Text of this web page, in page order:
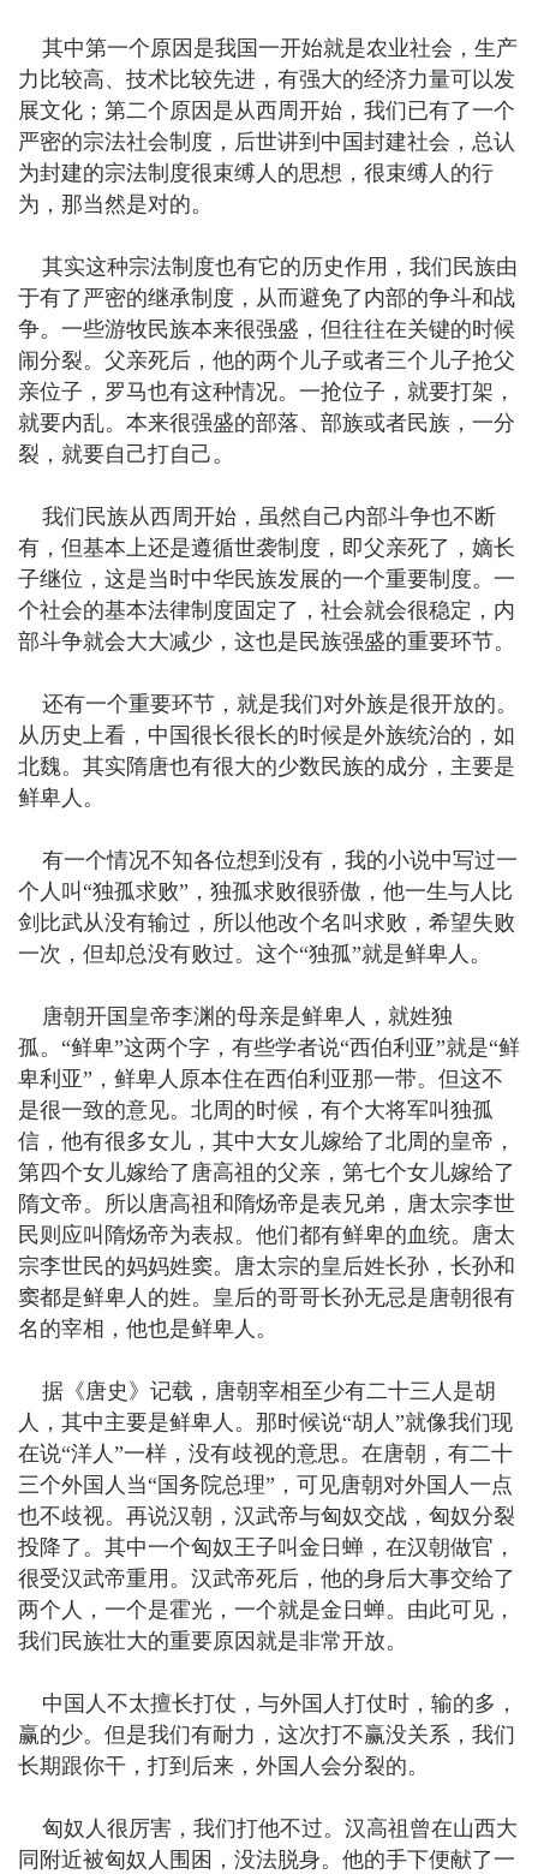
其中第一个原因是我国一开始就是农业社会，生产
力比较高、技术比较先进，有强大的经济力量可以发
展文化；第二个原因是从西周开始，我们已有了一个
严密的宗法社会制度，后世讲到中国封建社会，总认
为封建的宗法制度很束缚人的思想，很束缚人的行
为，那当然是对的。
其实这种宗法制度也有它的历史作用，我们民族由
于有了严密的继承制度，从而避免了内部的争斗和战
争。一些游牧民族本来很强盛，但往往在关键的时候
闹分裂。父亲死后，他的两个儿子或者三个儿子抢父
亲位子，罗马也有这种情况。一抢位子，就要打架，
就要内乱。本来很强盛的部落、部族或者民族，一分
裂，就要自己打自己。
我们民族从西周开始，虽然自己内部斗争也不断
有，但基本上还是遵循世袭制度，即父亲死了，嫡长
子继位，这是当时中华民族发展的一个重要制度。一
个社会的基本法律制度固定了，社会就会很稳定，内
部斗争就会大大减少，这也是民族强盛的重要环节。
还有一个重要环节，就是我们对外族是很开放的。
从历史上看，中国很长很长的时候是外族统治的，如
北魏。其实隋唐也有很大的少数民族的成分，主要是
鲜卑人。
有一个情况不知各位想到没有，我的小说中写过一
个人叫“独孤求败”，独孤求败很骄傲，他一生与人比
剑比武从没有输过，所以他改个名叫求败，希望失败
一次，但却总没有败过。这个“独孤”就是鲜卑人。
唐朝开国皇帝李渊的母亲是鲜卑人，就姓独
孤。“鲜卑”这两个字，有些学者说“西伯利亚”就是“鲜
卑利亚”，鲜卑人原本住在西伯利亚那一带。但这不
是很一致的意见。北周的时候，有个大将军叫独孤
信，他有很多女儿，其中大女儿嫁给了北周的皇帝，
第四个女儿嫁给了唐高祖的父亲，第七个女儿嫁给了
隋文帝。所以唐高祖和隋炀帝是表兄弟，唐太宗李世
民则应叫隋炀帝为表叔。他们都有鲜卑的血统。唐太
宗李世民的妈妈姓窦。唐太宗的皇后姓长孙，长孙和
窦都是鲜卑人的姓。皇后的哥哥长孙无忌是唐朝很有
名的宰相，他也是鲜卑人。
据《唐史》记载，唐朝宰相至少有二十三人是胡
人，其中主要是鲜卑人。那时候说“胡人”就像我们现
在说“洋人”一样，没有歧视的意思。在唐朝，有二十
三个外国人当“国务院总理”，可见唐朝对外国人一点
也不歧视。再说汉朝，汉武帝与匈奴交战，匈奴分裂
投降了。其中一个匈奴王子叫金日蝉，在汉朝做官，
很受汉武帝重用。汉武帝死后，他的身后大事交给了
两个人，一个是霍光，一个就是金日蝉。由此可见，
我们民族壮大的重要原因就是非常开放。
中国人不太擅长打仗，与外国人打仗时，输的多，
赢的少。但是我们有耐力，这次打不赢没关系，我们
长期跟你干，打到后来，外国人会分裂的。
匈奴人很厉害，我们打他不过。汉高祖曾在山西大
同附近被匈奴人围困，没法脱身。他的手下便献了一